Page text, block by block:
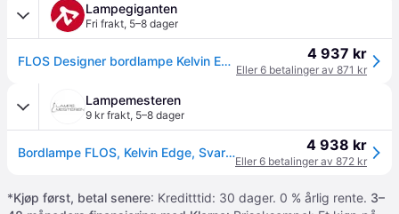
Lampegiganten
Fri frakt, 5–8 dager
FLOS Designer bordlampe Kelvin Edge, Aluminium / grå / sink, Arbeidsrom / kontor, Aluminium, Design 4 937 kr
Eller 6 betalinger av 871 kr
Lampemesteren
9 kr frakt, 5–8 dager
Bordlampe FLOS, Kelvin Edge, Svart, Arbeidsrom / kontor, Metall, Design 4 938 kr
Eller 6 betalinger av 872 kr
*Kjøp først, betal senere: Kreditttid: 30 dager. 0 % årlig rente. 3–